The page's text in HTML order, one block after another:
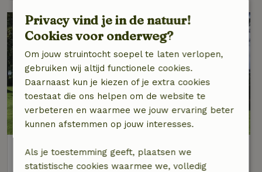
Natuurhuisje in Dronryp
Op 4 km afstand van Peins
9/10
Privacy vind je in de natuur!
Cookies voor onderweg?
Om jouw struintocht soepel te laten verlopen,
gebruiken wij altijd functionele cookies.
Daarnaast kun je kiezen of je extra cookies
toestaat die ons helpen om de website te
verbeteren en waarmee we jouw ervaring beter
kunnen afstemmen op jouw interesses.
Als je toestemming geeft, plaatsen we
statistische cookies waarmee we, volledig